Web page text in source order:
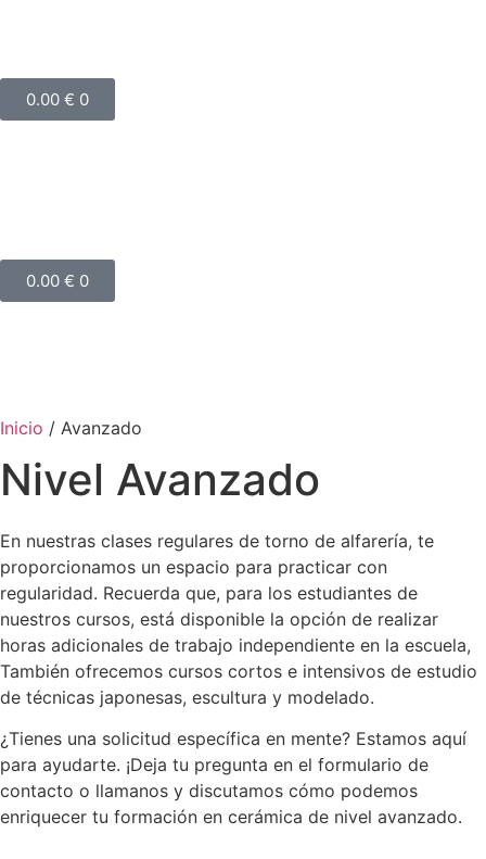
0.00 € 0
0.00 € 0
Inicio / Avanzado
Nivel Avanzado
En nuestras clases regulares de torno de alfarería, te
proporcionamos un espacio para practicar con
regularidad. Recuerda que, para los estudiantes de
nuestros cursos, está disponible la opción de realizar
horas adicionales de trabajo independiente en la escuela,
También ofrecemos cursos cortos e intensivos de estudio
de técnicas japonesas, escultura y modelado.
¿Tienes una solicitud específica en mente? Estamos aquí
para ayudarte. ¡Deja tu pregunta en el formulario de
contacto o llamanos y discutamos cómo podemos
enriquecer tu formación en cerámica de nivel avanzado.